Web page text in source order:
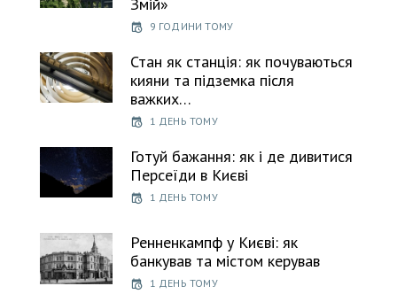
Змій»
9 ГОДИНИ ТОМУ
Стан як станція: як почуваються
кияни та підземка після
важких…
1 ДЕНЬ ТОМУ
Готуй бажання: як і де дивитися
Персеїди в Києві
1 ДЕНЬ ТОМУ
Ренненкампф у Києві: як
банкував та містом керував
1 ДЕНЬ ТОМУ